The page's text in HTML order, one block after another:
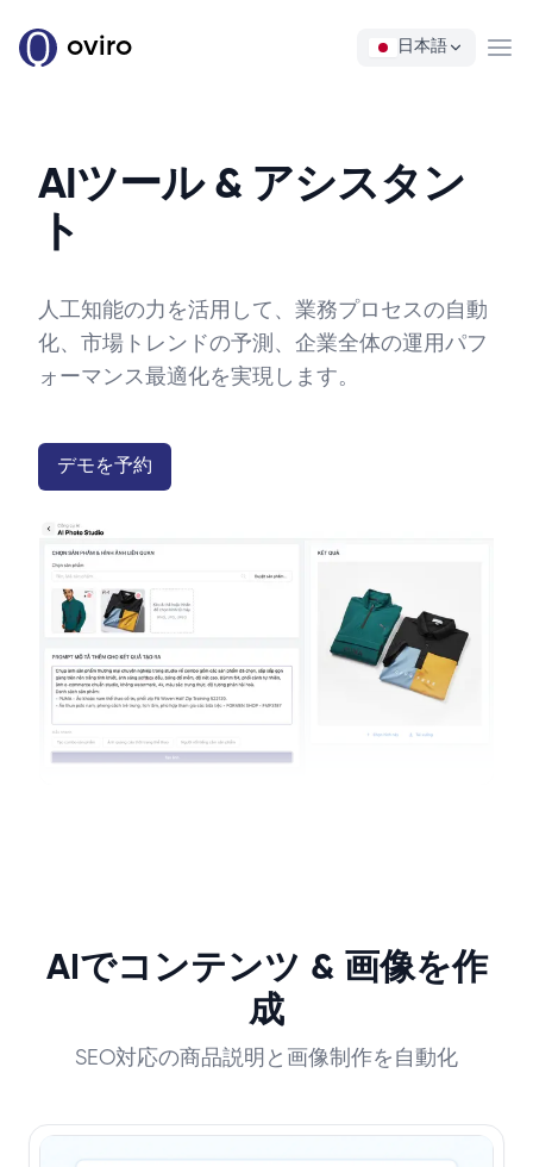
oviro 日本語
AIツール & アシスタン
ト
人工知能の力を活用して、業務プロセスの自動
化、市場トレンドの予測、企業全体の運用パフ
ォーマンス最適化を実現します。
デモを予約
AIでコンテンツ & 画像を作
成
SEO対応の商品説明と画像制作を自動化